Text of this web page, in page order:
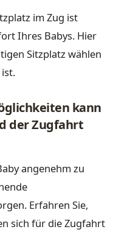
im Zug ist
Ihres Babys. Hier
Sitzplatz wählen
kann
der Zugfahrt
angenehm zu
Erfahren Sie,
sich für die Zugfahrt